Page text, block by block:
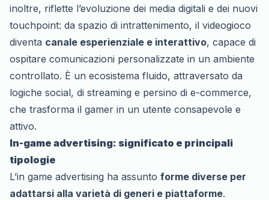
inoltre, riflette l’evoluzione dei media digitali e dei nuovi
touchpoint: da spazio di intrattenimento, il videogioco
diventa canale esperienziale e interattivo, capace di
ospitare comunicazioni personalizzate in un ambiente
controllato. È un ecosistema fluido, attraversato da
logiche social, di streaming e persino di e-commerce,
che trasforma il gamer in un utente consapevole e
attivo.
In-game advertising: significato e principali
tipologie
L’in game advertising ha assunto forme diverse per
adattarsi alla varietà di generi e piattaforme.